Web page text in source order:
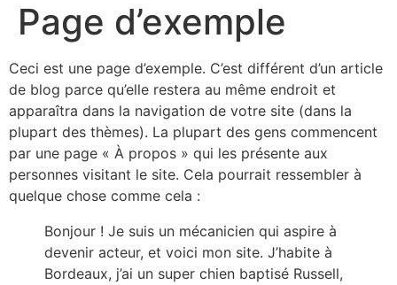
Page d’exemple
Ceci est une page d’exemple. C’est différent d’un article
de blog parce qu’elle restera au même endroit et
apparaîtra dans la navigation de votre site (dans la
plupart des thèmes). La plupart des gens commencent
par une page « À propos » qui les présente aux
personnes visitant le site. Cela pourrait ressembler à
quelque chose comme cela :
Bonjour ! Je suis un mécanicien qui aspire à
devenir acteur, et voici mon site. J’habite à
Bordeaux, j’ai un super chien baptisé Russell,